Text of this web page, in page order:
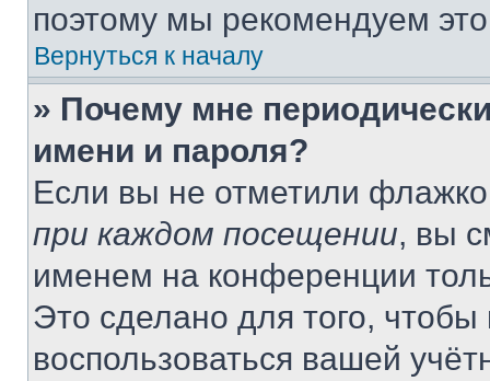
поэтому мы рекомендуем
Вернуться к началу
» Почему мне
имени и пароля?
Если вы не отметили
при каждом посещении, вы
именем на конференции
Это сделано для того, чтобы
воспользоваться вашей